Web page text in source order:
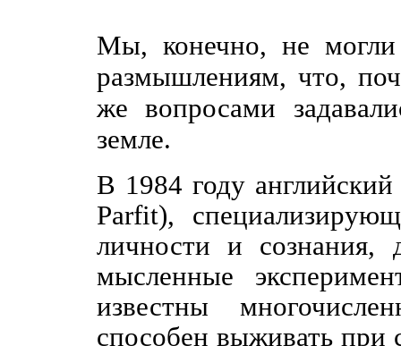
Мы, конечно, не могли
размышлениям, что,
же вопросами
земле.
В 1984 году
Parfit),
личности и сознания,
мысленные
известны
способен выживать при